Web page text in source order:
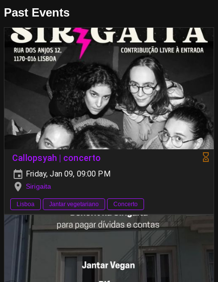
Past Events
Callopsyah | concerto
Friday, Jan 09, 09:00 PM
Sirigaita
Lisboa Jantar vegetariano Concerto